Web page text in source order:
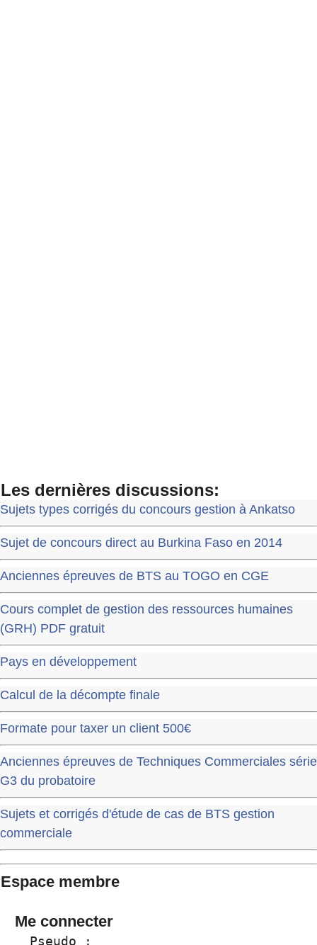
Les dernières discussions:
Sujets types corrigés du concours gestion à Ankatso
Sujet de concours direct au Burkina Faso en 2014
Anciennes épreuves de BTS au TOGO en CGE
Cours complet de gestion des ressources humaines
(GRH) PDF gratuit
Pays en développement
Calcul de la décompte finale
Formate pour taxer un client 500€
Anciennes épreuves de Techniques Commerciales série
G3 du probatoire
Sujets et corrigés d'étude de cas de BTS gestion
commerciale
Espace membre
Me connecter
  Pseudo :